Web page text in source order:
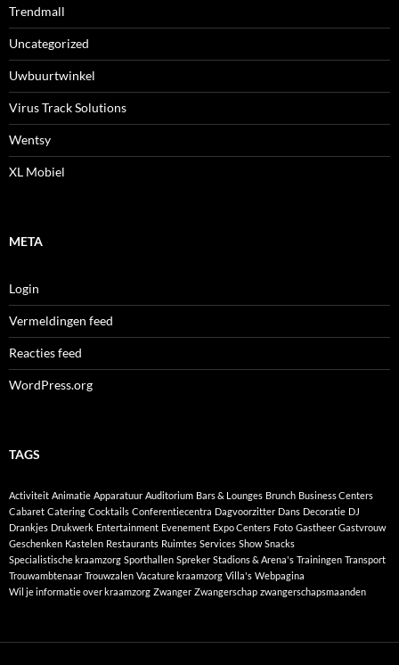
Trendmall
Uncategorized
Uwbuurtwinkel
Virus Track Solutions
Wentsy
XL Mobiel
META
Login
Vermeldingen feed
Reacties feed
WordPress.org
TAGS
Activiteit Animatie Apparatuur Auditorium Bars & Lounges Brunch Business Centers
Cabaret Catering Cocktails Conferentiecentra Dagvoorzitter Dans Decoratie DJ
Drankjes Drukwerk Entertainment Evenement Expo Centers Foto Gastheer Gastvrouw
Geschenken Kastelen Restaurants Ruimtes Services Show Snacks
Specialistische kraamzorg Sporthallen Spreker Stadions & Arena's Trainingen Transport
Trouwambtenaar Trouwzalen Vacature kraamzorg Villa's Webpagina
Wil je informatie over kraamzorg Zwanger Zwangerschap zwangerschapsmaanden